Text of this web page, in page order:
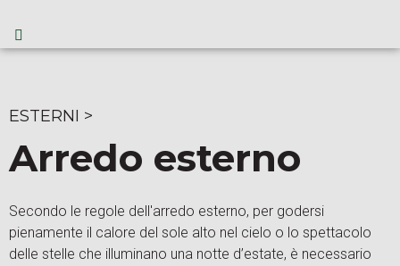
ESTERNI >
Arredo esterno
Secondo le regole dell'arredo esterno, per godersi
pienamente il calore del sole alto nel cielo o lo spettacolo
delle stelle che illuminano una notte d’estate, è necessario